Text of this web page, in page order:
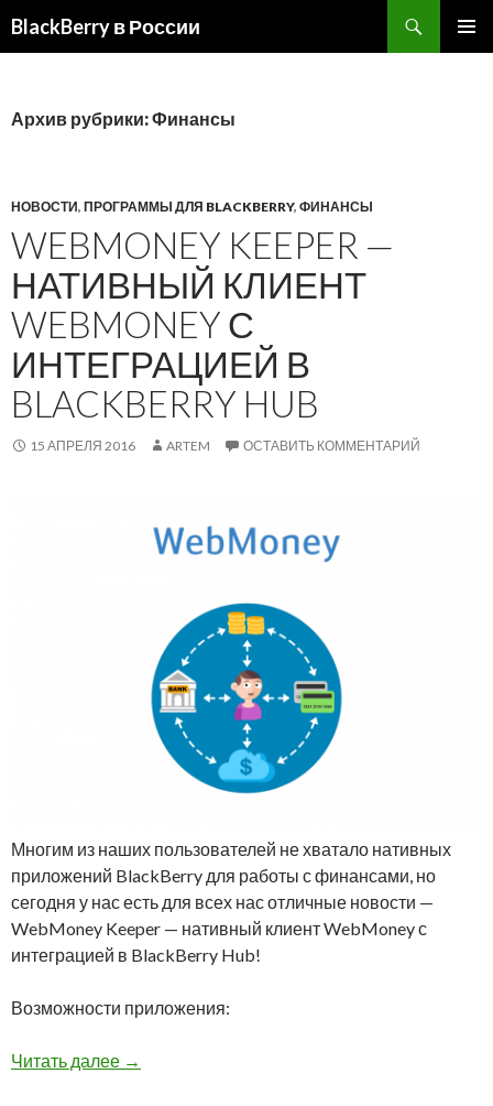
BlackBerry в России
Архив рубрики: Финансы
НОВОСТИ, ПРОГРАММЫ ДЛЯ BLACKBERRY, ФИНАНСЫ
WEBMONEY KEEPER —
НАТИВНЫЙ КЛИЕНТ
WEBMONEY С
ИНТЕГРАЦИЕЙ В
BLACKBERRY HUB
15 АПРЕЛЯ 2016 ARTEM ОСТАВИТЬ КОММЕНТАРИЙ
Многим из наших пользователей не хватало нативных
приложений BlackBerry для работы с финансами, но
сегодня у нас есть для всех нас отличные новости —
WebMoney Keeper — нативный клиент WebMoney с
интеграцией в BlackBerry Hub!
Возможности приложения:
Читать далее WebMoney Keeper — нативный клиент
→